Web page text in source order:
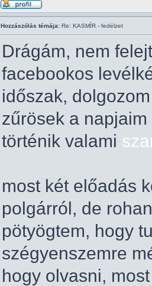
Hozzászólás témája: Re: KASMÍR - fedélzet
Drágám, nem
facebookos
időszak,
zűrösek a
történik valami
most két előadás
polgárról, de
pötyögtem, hogy
szégyenszemre
hogy olvasni,